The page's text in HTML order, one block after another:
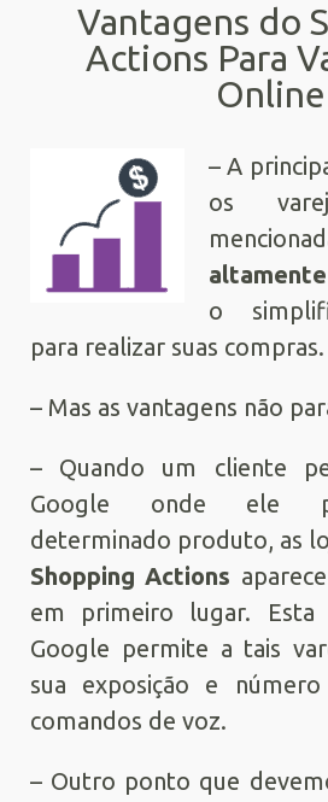
Vantagens do
Actions Para
Online
– A
os
o
para realizar suas compras.
– Mas as vantagens não
– Quando um cliente
Google onde ele
determinado produto, as
Shopping Actions
em primeiro lugar. Esta
Google permite a tais
sua exposição e
comandos de voz.
– Outro ponto que